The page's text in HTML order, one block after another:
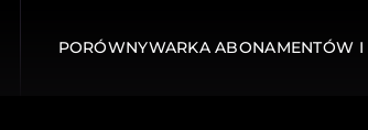
PORÓWNYWARKA ABONAMENTÓW I